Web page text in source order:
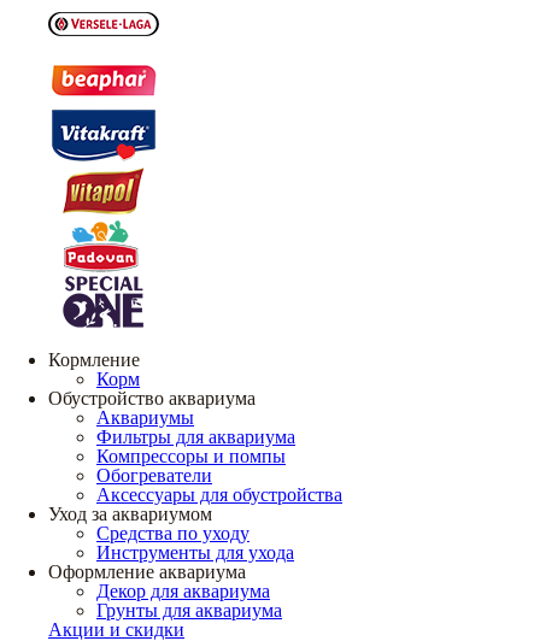
Кормление
Корм
Обустройство аквариума
Аквариумы
Фильтры для аквариума
Компрессоры и помпы
Обогреватели
Аксессуары для обустройства
Уход за аквариумом
Средства по уходу
Инструменты для ухода
Оформление аквариума
Декор для аквариума
Грунты для аквариума
Акции и скидки